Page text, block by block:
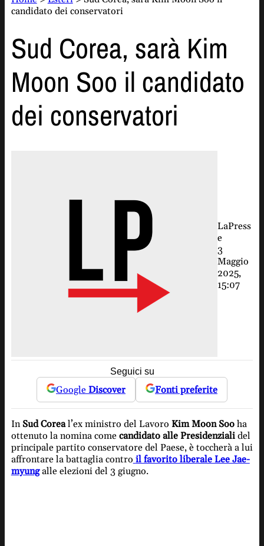
candidato dei conservatori
Sud Corea, sarà Kim
Moon Soo il candidato
dei conservatori
LaPress
e
3
Maggio
2025,
15:07
Seguici su
Google Discover Fonti preferite
InSud Coreal’ex ministro del Lavoro Kim Moon Sooha
ottenuto la nomina comecandidato alle Presidenzialidel
principale partito conservatore del Paese, è toccherà a lui
affrontare la battaglia contro il favorito liberale Lee Jae-
myungalle elezioni del 3 giugno.